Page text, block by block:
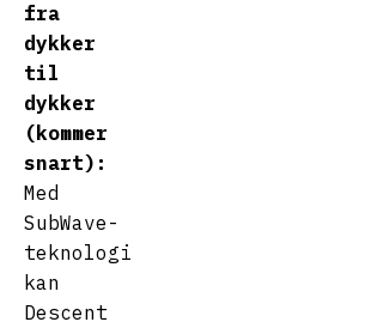
fra
dykker
til
dykker
(kommer
snart):
Med
SubWave-
teknologi
kan
Descent